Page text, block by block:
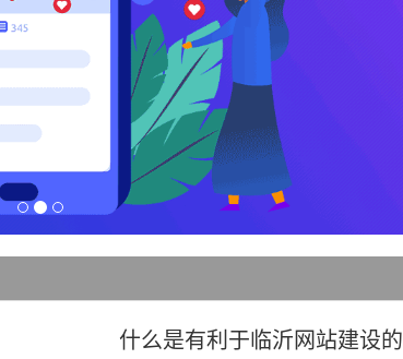
什么是有利于临沂网站建设的